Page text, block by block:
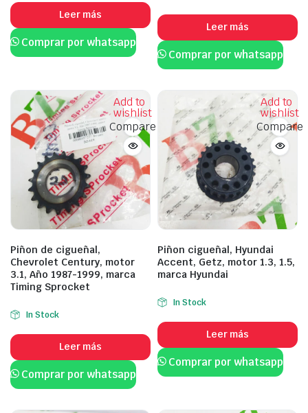
Leer más
Comprar por whatsapp
Leer más
Comprar por whatsapp
Add to
wishlist
Compare
Piñon de cigueñal,
Chevrolet Century, motor
3.1, Año 1987-1999, marca
Timing Sprocket
In Stock
Leer más
Comprar por whatsapp
Add to
wishlist
Compare
Piñon cigueñal, Hyundai
Accent, Getz, motor 1.3, 1.5,
marca Hyundai
In Stock
Leer más
Comprar por whatsapp